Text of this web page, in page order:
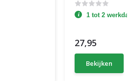
1 tot 2
27,95
Bekijken